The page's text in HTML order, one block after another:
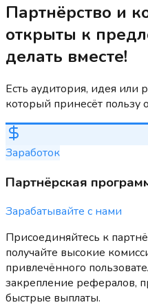
Партнёрство и
открыты к
делать вместе!
Есть аудитория, идея или
который принесёт пользу
Заработок
Партнёрская
Зарабатывайте с нами
Присоединяйтесь к
получайте высокие
привлечённого
закрепление рефералов,
быстрые выплаты.